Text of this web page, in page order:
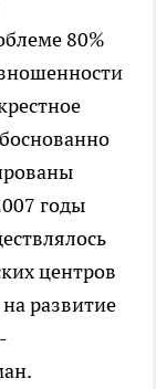
80%
годы
центров
развитие